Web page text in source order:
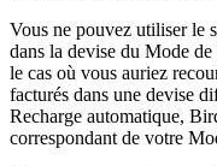
Vous ne pouvez utiliser le
dans la devise du Mode
le cas où vous auriez
facturés dans une devise
Recharge automatique,
correspondant de votre